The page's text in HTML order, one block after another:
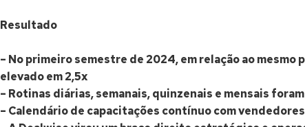
Resultado
– No primeiro semestre de 2024, em relação ao
elevado em 2,5x
– Rotinas diárias, semanais, quinzenais e mensais
– Calendário de capacitações contínuo com vendedores